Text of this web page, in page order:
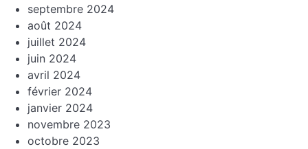
septembre 2024
août 2024
juillet 2024
juin 2024
avril 2024
février 2024
janvier 2024
novembre 2023
octobre 2023